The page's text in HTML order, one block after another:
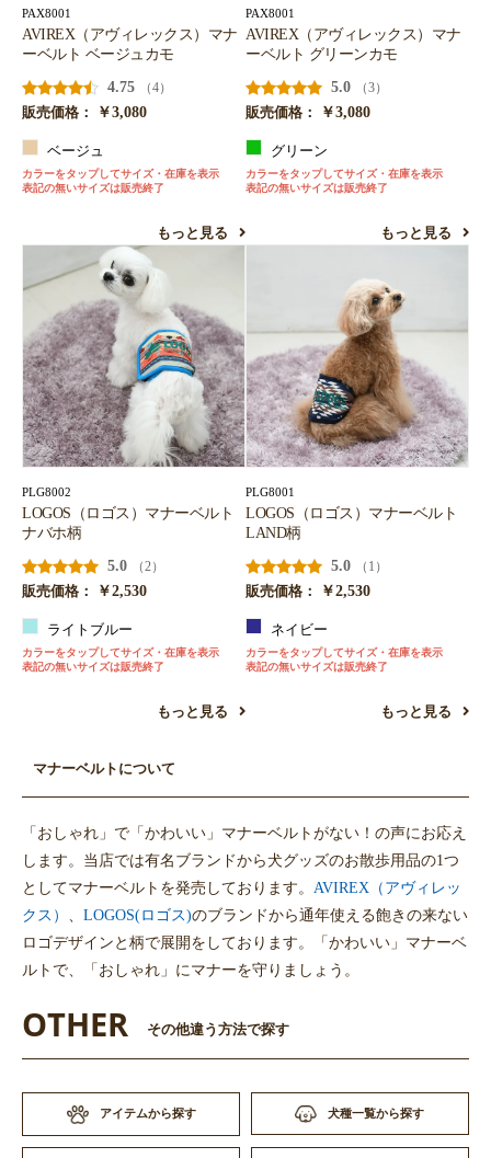
PAX8001
AVIREX（アヴィレックス）マナ
ーベルト ベージュカモ
4.75
（4）
販売価格：
￥3,080
ベージュ
カラーをタップしてサイズ・在庫を表示
表記の無いサイズは販売終了
もっと見る
PAX8001
AVIREX（アヴィレックス）マナ
ーベルト グリーンカモ
5.0
（3）
販売価格：
￥3,080
グリーン
カラーをタップしてサイズ・在庫を表示
表記の無いサイズは販売終了
もっと見る
PLG8002
LOGOS（ロゴス）マナーベルト
ナバホ柄
5.0
（2）
販売価格：
￥2,530
ライトブルー
カラーをタップしてサイズ・在庫を表示
表記の無いサイズは販売終了
もっと見る
PLG8001
LOGOS（ロゴス）マナーベルト
LAND柄
5.0
（1）
販売価格：
￥2,530
ネイビー
カラーをタップしてサイズ・在庫を表示
表記の無いサイズは販売終了
もっと見る
マナーベルトについて
「おしゃれ」で「かわいい」マナーベルトがない！の声にお応え
します。当店では有名ブランドから犬グッズのお散歩用品の1つ
としてマナーベルトを発売しております。 AVIREX（アヴィレッ
クス）
LOGOS(ロゴス)のブランドから通年使える飽きの来ない
ロゴデザインと柄で展開をしております。「かわいい」マナーベ
ルトで、「おしゃれ」にマナーを守りましょう。
OTHER その他違う方法で探す
アイテムから探す 犬種一覧から探す